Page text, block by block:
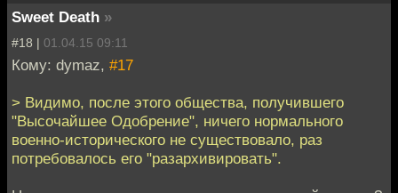
Sweet Death »
#18 | 01.04.15 09:11
Кому: dymaz, #17
> Видимо, после этого общества, получившего
"Высочайшее Одобрение", ничего нормального
военно-исторического не существовало, раз
потребовалось его "разархивировать".